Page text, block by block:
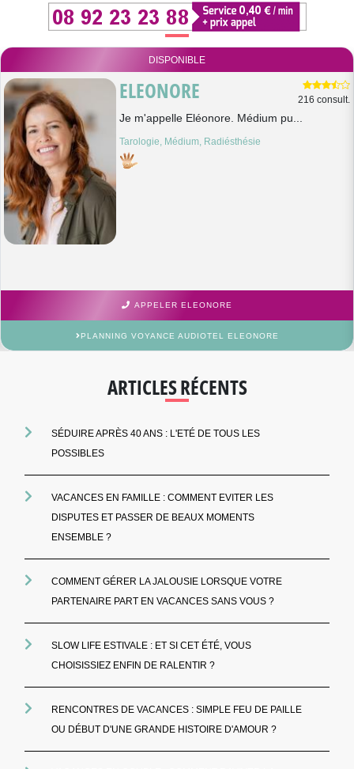
DISPONIBLE
ELEONORE 216 consult.
Je m'appelle Eléonore. Médium pu...
Tarologie, Médium, Radiésthésie
APPELER ELEONORE
PLANNING VOYANCE AUDIOTEL ELEONORE
ARTICLES RÉCENTS
SÉDUIRE APRÈS 40 ANS : L'ETÉ DE TOUS LES
POSSIBLES
VACANCES EN FAMILLE : COMMENT EVITER LES
DISPUTES ET PASSER DE BEAUX MOMENTS
ENSEMBLE ?
COMMENT GÉRER LA JALOUSIE LORSQUE VOTRE
PARTENAIRE PART EN VACANCES SANS VOUS ?
SLOW LIFE ESTIVALE : ET SI CET ÉTÉ, VOUS
CHOISISSIEZ ENFIN DE RALENTIR ?
RENCONTRES DE VACANCES : SIMPLE FEU DE PAILLE
OU DÉBUT D'UNE GRANDE HISTOIRE D'AMOUR ?